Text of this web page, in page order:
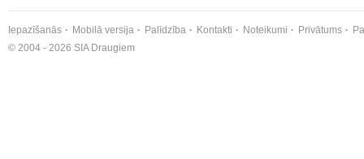
Iepazīšanās Mobilā versija Palīdzība Kontakti Noteikumi Privātums
© 2004 - 2026 SIA Draugiem